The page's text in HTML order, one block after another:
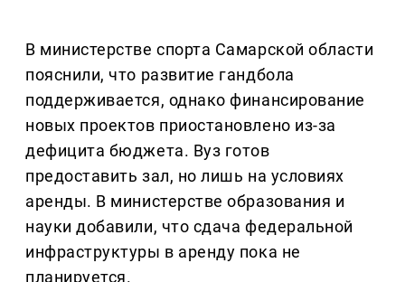
В министерстве спорта Самарской области
пояснили, что развитие гандбола
поддерживается, однако финансирование
новых проектов приостановлено из-за
дефицита бюджета. Вуз готов
предоставить зал, но лишь на условиях
аренды. В министерстве образования и
науки добавили, что сдача федеральной
инфраструктуры в аренду пока не
планируется.